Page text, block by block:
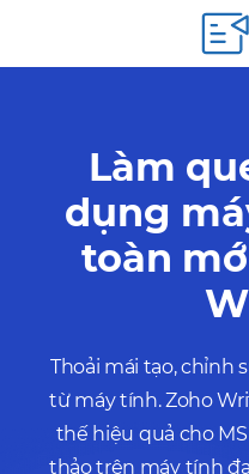
Làm
dụng
toàn
Thoải mái tạo, chỉnh
từ máy tính. Zoho
thế hiệu quả cho
thảo trên máy tính